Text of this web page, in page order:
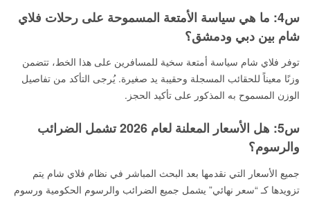
س4: ما هي سياسة الأمتعة المسموحة على رحلات فلاي
شام بين دبي ودمشق؟
توفر فلاي شام سياسة أمتعة سخية للمسافرين على هذا الخط، تتضمن
وزنًا معيناً للحقائب المسجلة وحقيبة يد صغيرة. يُرجى التأكد من تفاصيل
الوزن المسموح به المذكور على تأكيد الحجز.
س5: هل الأسعار المعلنة لعام 2026 تشمل الضرائب
والرسوم؟
جميع الأسعار التي نقدمها بعد البحث المباشر في نظام فلاي شام يتم
تزويدها كـ “سعر نهائي” يشمل جميع الضرائب والرسوم الحكومية ورسوم